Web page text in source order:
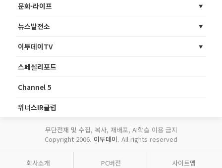
문화·라이프
뉴스발전소
이투데이TV
스페셜리포트
Channel 5
위너스IR클럽
무단전재 및 수집, 복사, 재배포, AI학습 이용 금지
Copyright 2006. 이투데이. All rights reserved
회사소개 PC버전 사이트맵